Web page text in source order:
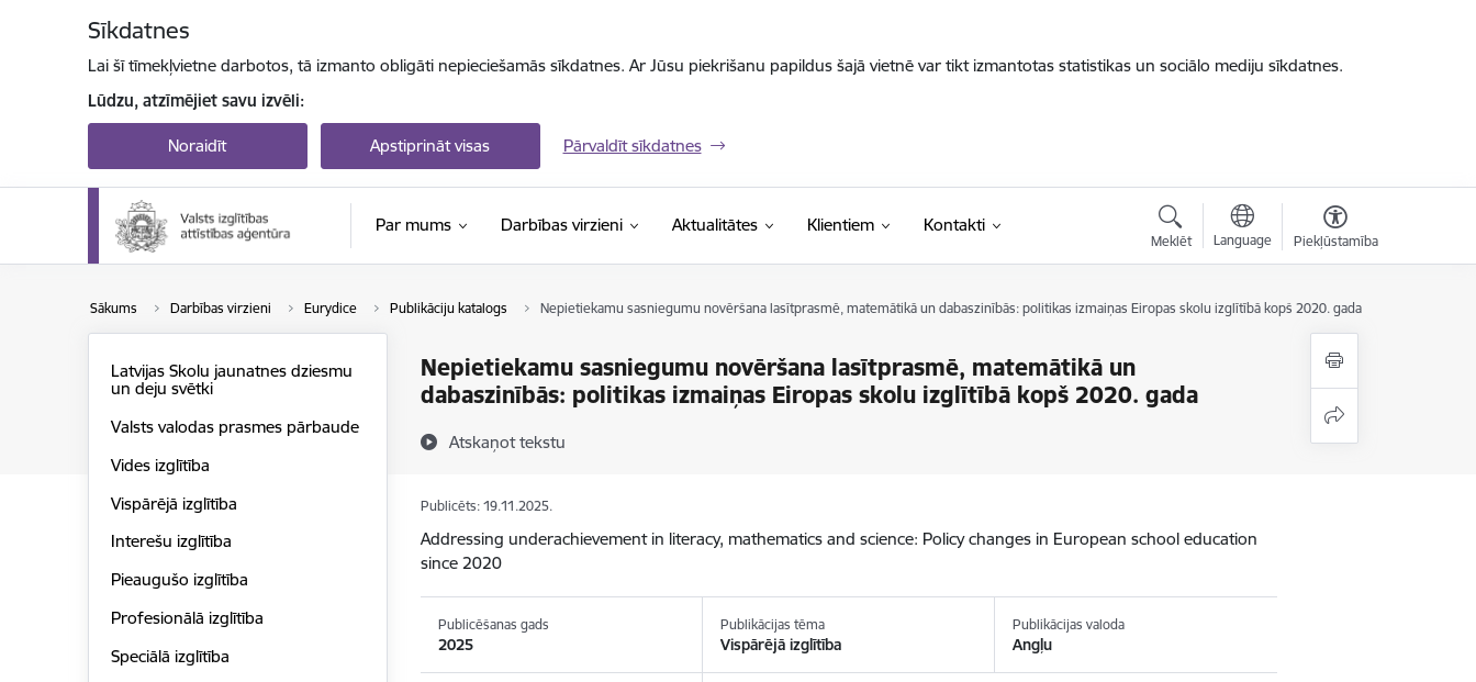
Sīkdatnes
Lai šī tīmekļvietne darbotos, tā izmanto obligāti nepieciešamās sīkdatnes. Ar Jūsu piekrišanu papildus šajā vietnē var tikt izmantotas statistikas un sociālo mediju sīkdatnes.
Lūdzu, atzīmējiet savu izvēli:
Noraidīt Apstiprināt visas Pārvaldīt sīkdatnes
Par mums Darbības virzieni Aktualitātes Klientiem Kontakti
Meklēt Language Piekļūstamība
Sākums Darbības virzieni Eurydice Publikāciju katalogs Nepietiekamu sasniegumu novēršana lasītprasmē, matemātikā un dabaszinībās: politikas izmaiņas Eiropas skolu izglītībā kopš 2020. gada
Nepietiekamu sasniegumu novēršana lasītprasmē, matemātikā un
dabaszinībās: politikas izmaiņas Eiropas skolu izglītībā kopš 2020. gada
Atskaņot tekstu
Latvijas Skolu jaunatnes dziesmu
un deju svētki
Valsts valodas prasmes pārbaude
Vides izglītība
Vispārējā izglītība
Interešu izglītība
Pieaugušo izglītība
Profesionālā izglītība
Speciālā izglītība
Publicēts: 19.11.2025.
Addressing underachievement in literacy, mathematics and science: Policy changes in European school education
since 2020
Publicēšanas gads
2025
Publikācijas tēma
Vispārējā izglītība
Publikācijas valoda
Angļu